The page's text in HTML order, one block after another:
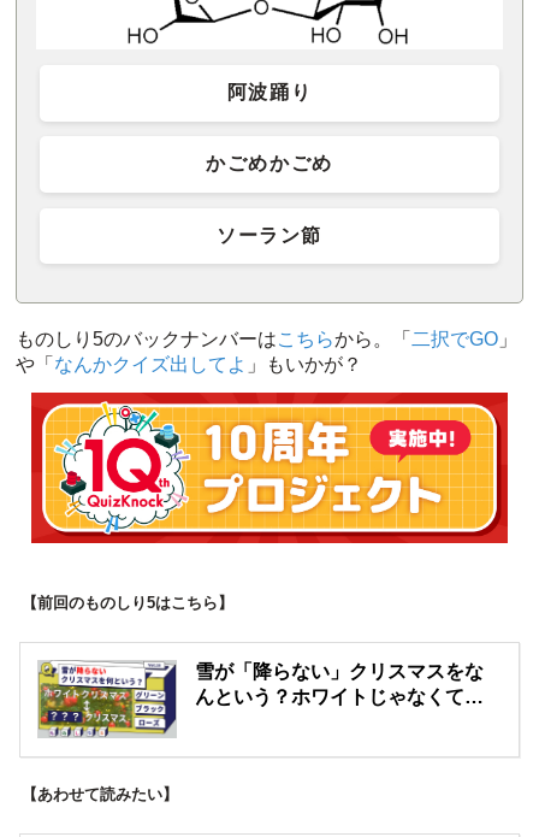
阿波踊り
かごめかごめ
ソーラン節
ものしり5のバックナンバーはこちらから。「 二択でGO」
や「 なんかクイズ出してよ 」もいかが？
【前回のものしり5はこちら】
雪が「降らない」クリスマスをな
んという？ホワイトじゃなくて…
【あわせて読みたい】